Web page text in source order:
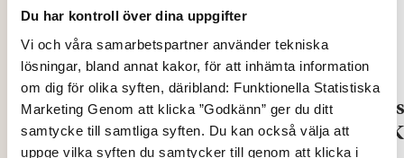
Du har kontroll över dina uppgifter
Vi och våra samarbetspartner använder tekniska
lösningar, bland annat kakor, för att inhämta information
om dig för olika syften, däribland: Funktionella Statistiska
Marketing Genom att klicka ”Godkänn” ger du ditt
samtycke till samtliga syften. Du kan också välja att
uppge vilka syften du samtycker till genom att klicka i
Bayliss MK7 med
trippelfjäder